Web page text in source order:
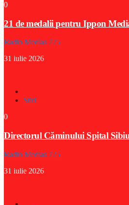
0
21 de medalii pentru Ippon
Radio Medias 725
31 iulie 2026
Stiri
0
Directorul Căminului Spital
Radio Medias 725
31 iulie 2026